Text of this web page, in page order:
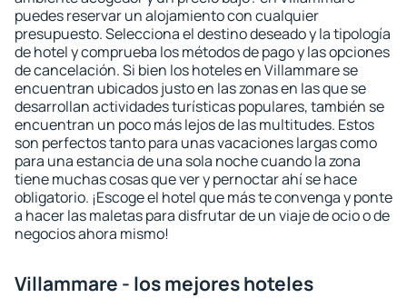
puedes reservar un alojamiento con cualquier
presupuesto. Selecciona el destino deseado y la tipología
de hotel y comprueba los métodos de pago y las opciones
de cancelación. Si bien los hoteles en Villammare se
encuentran ubicados justo en las zonas en las que se
desarrollan actividades turísticas populares, también se
encuentran un poco más lejos de las multitudes. Estos
son perfectos tanto para unas vacaciones largas como
para una estancia de una sola noche cuando la zona
tiene muchas cosas que ver y pernoctar ahí se hace
obligatorio. ¡Escoge el hotel que más te convenga y ponte
a hacer las maletas para disfrutar de un viaje de ocio o de
negocios ahora mismo!
Villammare - los mejores hoteles